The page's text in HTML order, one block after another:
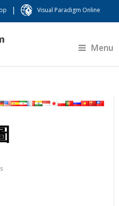
| Visual Paradigm Online
Menu